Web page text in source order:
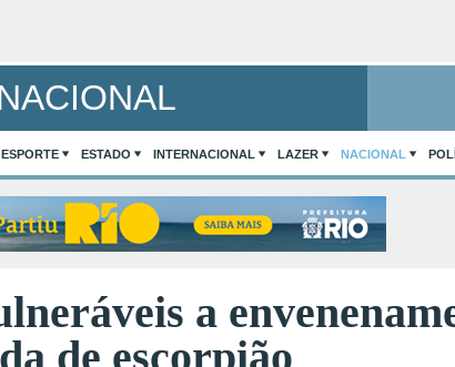
ESPORTE ESTADO INTERNACIONAL LAZER NACIONAL
a
de escorpião